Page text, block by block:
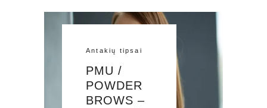
Antakių tipsai
PMU /
POWDER
BROWS –